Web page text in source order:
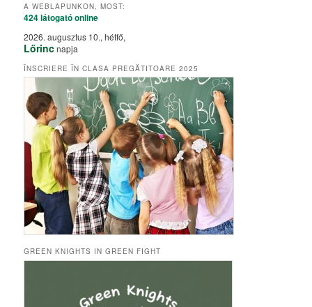
A WEBLAPUNKON, MOST:
424 látogatóonline
2026. augusztus 10., hétfő,
Lőrincnapja
ÎNSCRIERE ÎN CLASA PREGĂTITOARE 2025
GREEN KNIGHTS IN GREEN FIGHT